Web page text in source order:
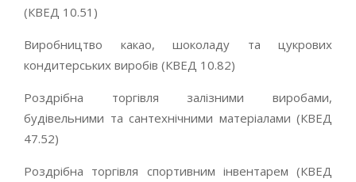
(КВЕД 10.51)
Виробництво какао, шоколаду та цукрових
кондитерських виробів (КВЕД 10.82)
Роздрібна торгівля залізними виробами,
будівельними та сантехнічними матеріалами (КВЕД
47.52)
Роздрібна торгівля спортивним інвентарем (КВЕД